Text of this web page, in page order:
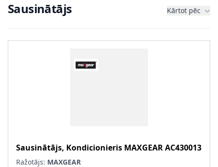
Sausinātājs Kārtot pēc
Sausinātājs, Kondicionieris MAXGEARAC430013
Ražotājs: MAXGEAR